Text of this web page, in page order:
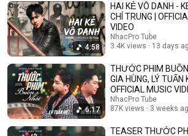
4:58
HAI KẺ VÔ DANH -
CHÍ TRUNG |
VIDEO
NhacPro Tube
3.4K views
13 days
6:17
THƯỚC PHIM
GIA HÙNG, LÝ TUẤN
OFFICIAL MUSIC
NhacPro Tube
87K views
3 weeks
TEASER THƯỚC